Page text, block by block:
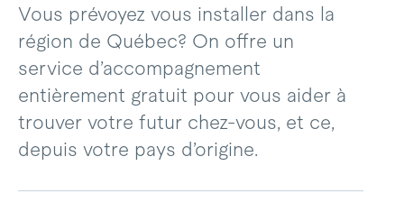
Vous prévoyez vous installer dans la
région de Québec? On offre un
service d’accompagnement
entièrement gratuit pour vous aider à
trouver votre futur chez-vous, et ce,
depuis votre pays d’origine.